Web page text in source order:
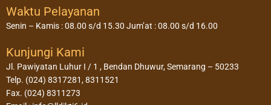
Waktu Pelayanan
Senin – Kamis : 08.00 s/d 15.30 Jum’at : 08.00 s/d 16.00
Kunjungi Kami
Jl. Pawiyatan Luhur I / 1 , Bendan Dhuwur, Semarang – 50233
Telp. (024) 8317281, 8311521
Fax. (024) 8311273